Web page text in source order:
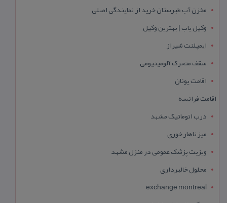
مخزن آب طبرستان خرید از نمایندگی اصلی
وکیل یاب | بهترین وکیل
ایمپلنت شیراز
سقف متحرک آلومینیومی
اقامت یونان
اقامت فرانسه
درب اتوماتیک مشهد
میز ناهار خوری
ویزیت پزشک عمومی در منزل مشهد
محلول خالبرداری
exchange montreal